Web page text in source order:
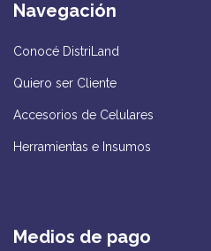
Navegación
Conocé DistriLand
Quiero ser Cliente
Accesorios de Celulares
Herramientas e Insumos
Medios de pago